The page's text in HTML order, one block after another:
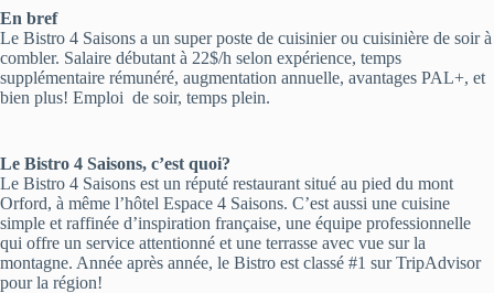
En bref
Le Bistro 4 Saisons a un super poste de cuisinier ou cuisinière de soir à
combler. Salaire débutant à 22$/h selon expérience, temps
supplémentaire rémunéré, augmentation annuelle, avantages PAL+, et
bien plus! Emploi de soir, temps plein.
Le Bistro 4 Saisons, c’est quoi?
Le Bistro 4 Saisons est un réputé restaurant situé au pied du mont
Orford, à même l’hôtel Espace 4 Saisons. C’est aussi une cuisine
simple et raffinée d’inspiration française, une équipe professionnelle
qui offre un service attentionné et une terrasse avec vue sur la
montagne. Année après année, le Bistro est classé #1 sur TripAdvisor
pour la région!